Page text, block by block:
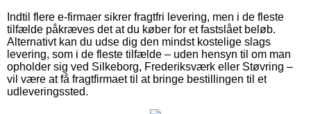
Indtil flere e-firmaer sikrer fragtfri levering, men i de fleste
tilfælde påkræves det at du køber for et fastslået beløb.
Alternativt kan du udse dig den mindst kostelige slags
levering, som i de fleste tilfælde – uden hensyn til om man
opholder sig ved Silkeborg, Frederiksværk eller Støvring –
vil være at få fragtfirmaet til at bringe bestillingen til et
udleveringssted.